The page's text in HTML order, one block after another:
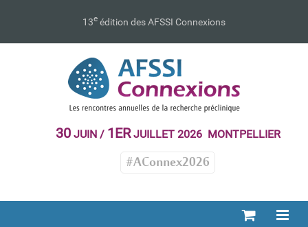
13e édition des AFSSI Connexions
30JUIN / 1ERJUILLET 2026 MONTPELLIER
#AConnex2026